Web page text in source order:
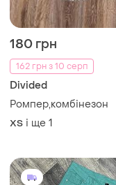
180 грн
162 грн з 10 серп
Divided
Ромпер,комбінезон
ХS і ще 1